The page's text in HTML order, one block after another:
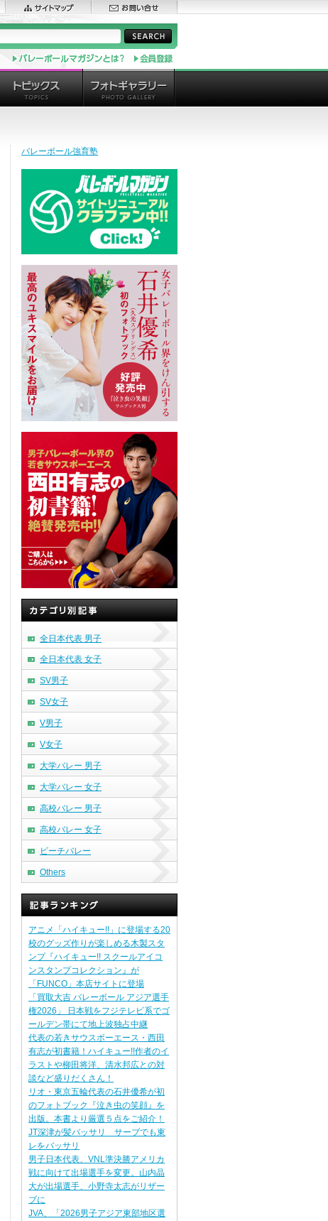
バレーボール強育塾
全日本代表 男子
全日本代表 女子
SV男子
SV女子
V男子
V女子
大学バレー 男子
大学バレー 女子
高校バレー 男子
高校バレー 女子
ビーチバレー
Others
アニメ「ハイキュー!!」に登場する20
校のグッズ作りが楽しめる木製スタ
ンプ『ハイキュー!! スクールアイコ
ンスタンプコレクション』が
「FUNCO」本店サイトに登場
「買取大吉 バレーボール アジア選手
権2026」 日本戦をフジテレビ系でゴ
ールデン帯にて地上波独占中継
代表の若きサウスポーエース・西田
有志が初書籍！ハイキュー!!作者のイ
ラストや柳田将洋、清水邦広との対
談など盛りだくさん！
リオ・東京五輪代表の石井優希が初
のフォトブック『泣き虫の笑顔』を
出版。本書より厳選５点をご紹介！
JT深津が髪バッサリ サーブでも東
レをバッサリ
男子日本代表、VNL準決勝アメリカ
戦に向けて出場選手を変更。山内晶
大が出場選手、小野寺太志がリザー
ブに
JVA、「2026男子アジア東部地区選